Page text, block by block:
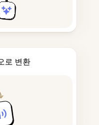
로 변환